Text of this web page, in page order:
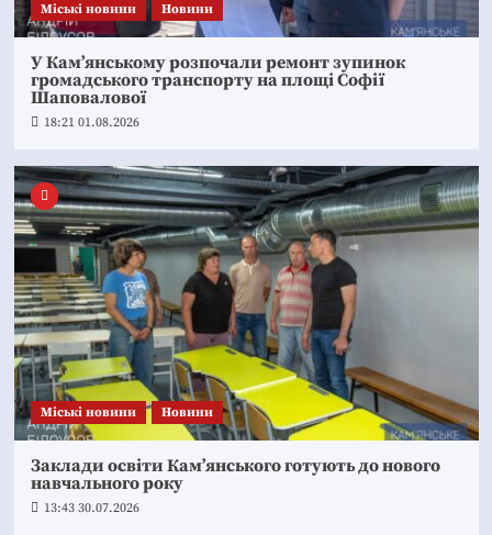
Mіські новини Новини
У Кам’янському розпочали ремонт зупинок
громадського транспорту на площі Софії
Шаповалової
18:21 01.08.2026
Mіські новини Новини
Заклади освіти Кам’янського готують до нового
навчального року
13:43 30.07.2026